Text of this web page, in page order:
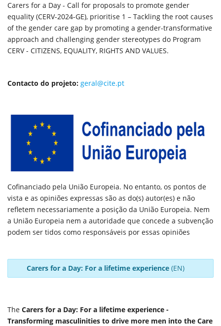
Carers for a Day - Call for proposals to promote gender
equality (CERV-2024-GE), prioritise 1 – Tackling the root causes
of the gender care gap by promoting a gender-transformative
approach and challenging gender stereotypes do Program
CERV - CITIZENS, EQUALITY, RIGHTS AND VALUES.
Contacto do projeto: geral@cite.pt
Cofinanciado pela União Europeia. No entanto, os pontos de
vista e as opiniões expressas são as do(s) autor(es) e não
refletem necessariamente a posição da União Europeia. Nem
a União Europeia nem a autoridade que concede a subvenção
podem ser tidos como responsáveis por essas opiniões
Carers for a Day: For a lifetime experience(EN)
The Carers for a Day: For a lifetime experience -
Transforming masculinities to drive more men into the Care